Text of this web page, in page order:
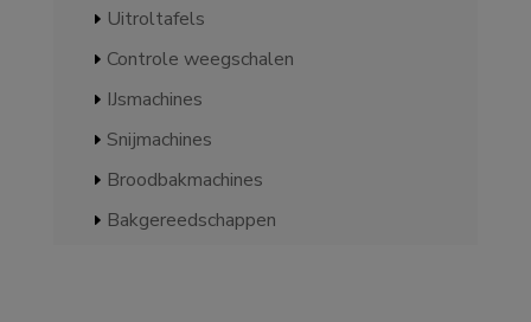
Uitroltafels
Controle weegschalen
IJsmachines
Snijmachines
Broodbakmachines
Bakgereedschappen